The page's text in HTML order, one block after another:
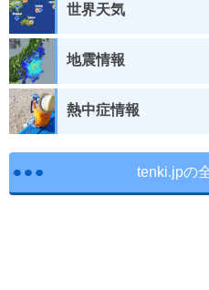
世界天気
地震情報
熱中症情報
tenki.jpの